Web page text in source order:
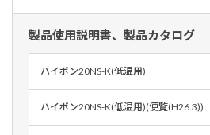
製品使用説明書、製品カタログ
ハイポン20NS-K(低温用)
ハイポン20NS-K(低温用)(便覧(H26.3))